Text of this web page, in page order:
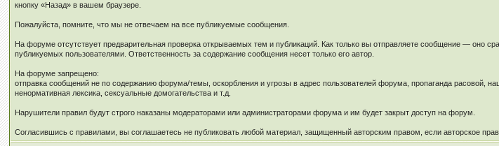
кнопку «Назад» в вашем браузере.
Пожалуйста, помните, что мы не отвечаем на все публикуемые сообщения.
На форуме отсутствует предварительная проверка открываемых тем и публикаций. Как только вы отправляете сообщение — оно
публикуемых пользователями. Ответственность за содержание сообщения несет только его автор.
На форуме запрещено:
отправка сообщений не по содержанию форума/темы, оскорбления и угрозы в адрес пользователей форума, пропаганда расовой,
ненормативная лексика, сексуальные домогательства и т.д.
Нарушители правил будут строго наказаны модераторами или администраторами форума и им будет закрыт доступ на форум.
Согласившись с правилами, вы соглашаетесь не публиковать любой материал, защищенный авторским правом, если авторское